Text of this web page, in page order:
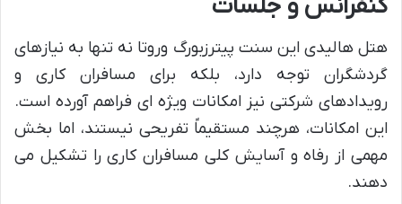
کنفرانس و جلسات
هتل هالیدی این سنت پیترزبورگ وروتا نه تنها به نیازهای
گردشگران توجه دارد، بلکه برای مسافران کاری و
رویدادهای شرکتی نیز امکانات ویژه ای فراهم آورده است.
این امکانات، هرچند مستقیماً تفریحی نیستند، اما بخش
مهمی از رفاه و آسایش کلی مسافران کاری را تشکیل می
دهند.